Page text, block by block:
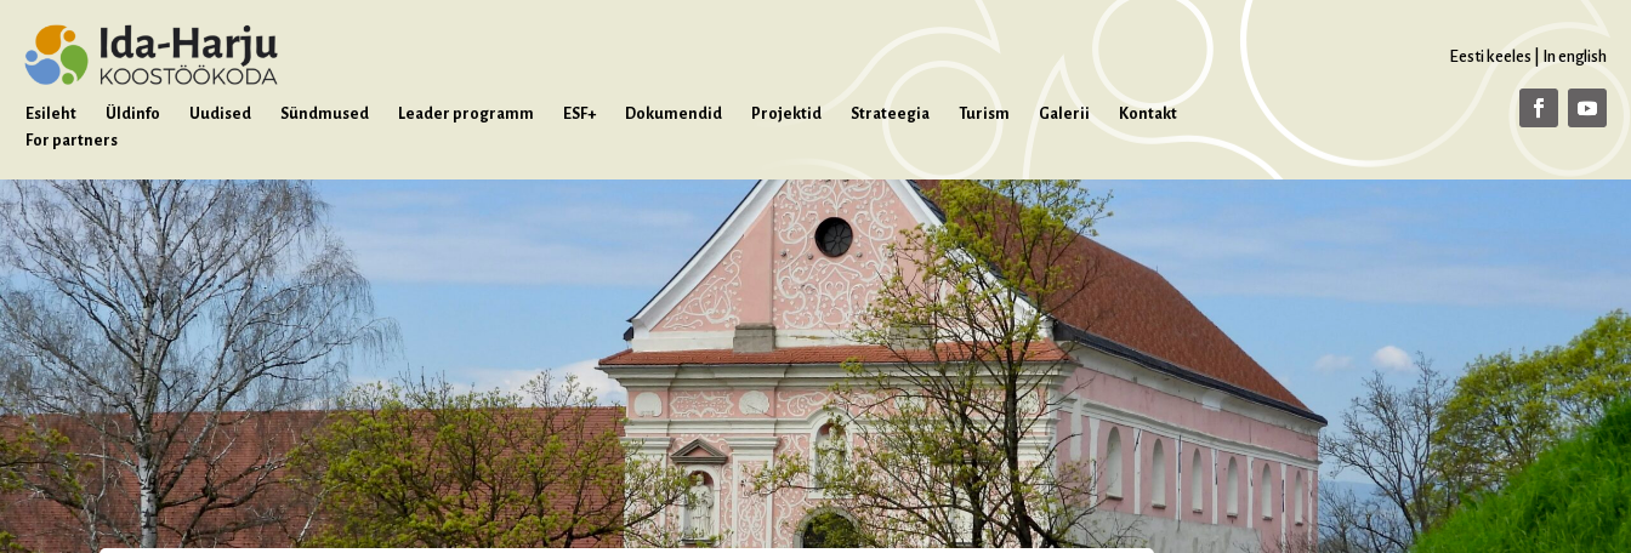
Esileht Üldinfo Uudised Sündmused Leader programm ESF+ Dokumendid Projektid Strateegia Turism Galerii
Kontakt
For partners
Eesti keeles In english